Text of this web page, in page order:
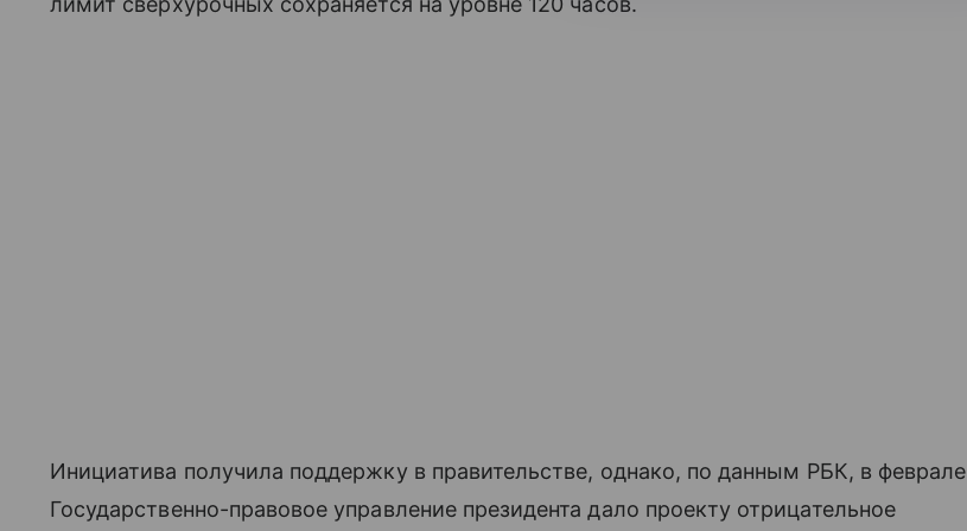
Инициатива получила поддержку в правительстве, однако, по данным РБК, в феврале
Государственно-правовое управление президента дало проекту отрицательное